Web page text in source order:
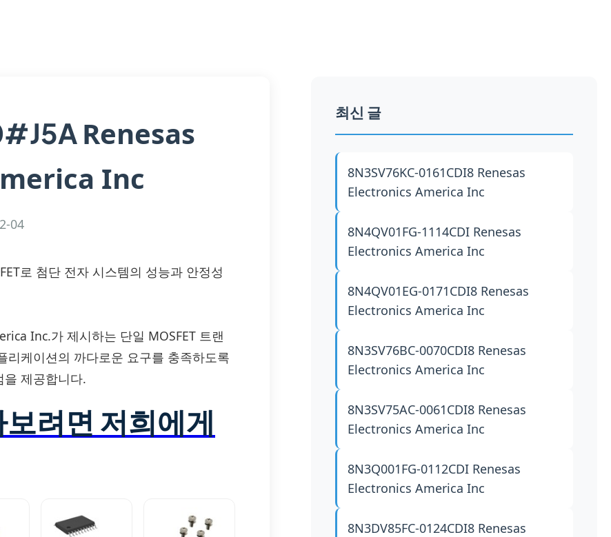
Renesas
Inc
04
로 첨단 전자 시스템의 성능과 안정성
Inc.가 제시하는 단일 MOSFET 트랜
리케이션의 까다로운 요구를 충족하도록
제공합니다.
려면 저희에게
최신 글
8N3SV76KC-0161CDI8 Renesas
Electronics America Inc
8N4QV01FG-1114CDI Renesas
Electronics America Inc
8N4QV01EG-0171CDI8 Renesas
Electronics America Inc
8N3SV76BC-0070CDI8 Renesas
Electronics America Inc
8N3SV75AC-0061CDI8 Renesas
Electronics America Inc
8N3Q001FG-0112CDI Renesas
Electronics America Inc
8N3DV85FC-0124CDI8 Renesas